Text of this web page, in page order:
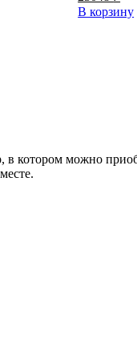
цена
составляла
В корзину
котором можно